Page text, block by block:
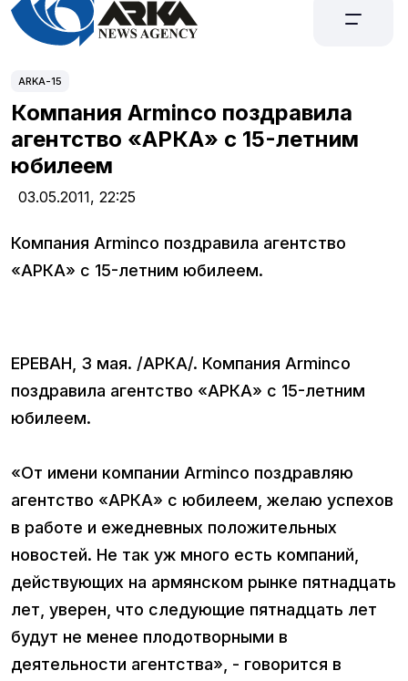
ARKA-15
Компания Arminco поздравила
агентство «АРКА» с 15-летним
юбилеем
03.05.2011, 22:25
Компания Arminco поздравила агентство
«АРКА» с 15-летним юбилеем.
ЕРЕВАН, 3 мая. /АРКА/. Компания Arminco
поздравила агентство «АРКА» с 15-летним
юбилеем.
«От имени компании Arminco поздравляю
агентство «АРКА» с юбилеем, желаю успехов
в работе и ежедневных положительных
новостей. Не так уж много есть компаний,
действующих на армянском рынке пятнадцать
лет, уверен, что следующие пятнадцать лет
будут не менее плодотворными в
деятельности агентства», - говорится в